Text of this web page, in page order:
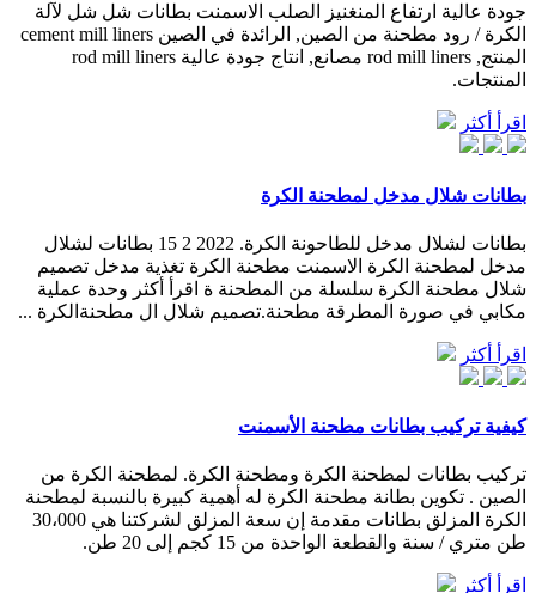
جودة عالية ارتفاع المنغنيز الصلب الاسمنت بطانات شل شل لآلة
الكرة / رود مطحنة من الصين, الرائدة في الصين cement mill liners
المنتج, rod mill liners مصانع, انتاج جودة عالية rod mill liners
المنتجات.
اقرأ أكثر
بطانات شلال مدخل لمطحنة الكرة
بطانات لشلال مدخل للطاحونة الكرة. 2022 2 15 بطانات لشلال
مدخل لمطحنة الكرة الاسمنت مطحنة الكرة تغذية مدخل تصميم
شلال مطحنة الكرة سلسلة من المطحنة ة اقرأ أكثر وحدة عملية
مكابي في صورة المطرقة مطحنة.تصميم شلال ال مطحنةالكرة ...
اقرأ أكثر
كيفية تركيب بطانات مطحنة الأسمنت
تركيب بطانات لمطحنة الكرة ومطحنة الكرة. لمطحنة الكرة من
الصين . تكوين بطانة مطحنة الكرة له أهمية كبيرة بالنسبة لمطحنة
الكرة المزلق بطانات مقدمة إن سعة المزلق لشركتنا هي 30،000
طن متري / سنة والقطعة الواحدة من 15 كجم إلى 20 طن.
اقرأ أكثر